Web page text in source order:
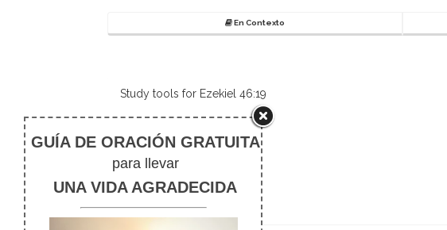
En Contexto
Study tools for Ezekiel 46:19
Referencias
Cruzadas
Notas de pie